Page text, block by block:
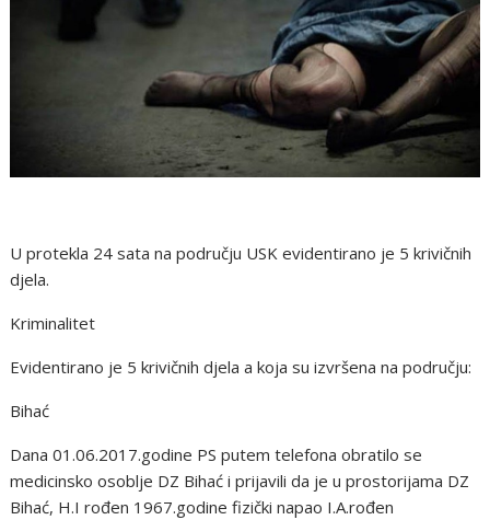
U protekla 24 sata na području USK evidentirano je 5 krivičnih
djela.
Kriminalitet
Evidentirano je 5 krivičnih djela a koja su izvršena na području:
Bihać
Dana 01.06.2017.godine PS putem telefona obratilo se
medicinsko osoblje DZ Bihać i prijavili da je u prostorijama DZ
Bihać, H.I rođen 1967.godine fizički napao I.A.rođen